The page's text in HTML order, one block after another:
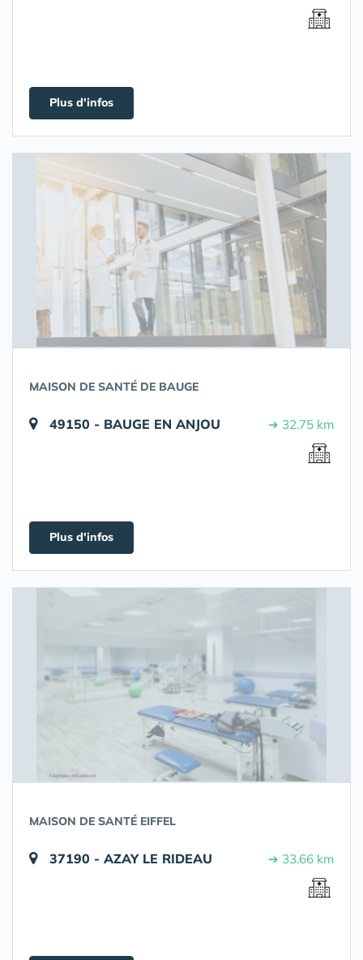
Plus d'infos
MAISON DE SANTÉ DE BAUGE
49150 - BAUGE EN ANJOU ➔ 32.75 km
Plus d'infos
MAISON DE SANTÉ EIFFEL
37190 - AZAY LE RIDEAU ➔ 33.66 km